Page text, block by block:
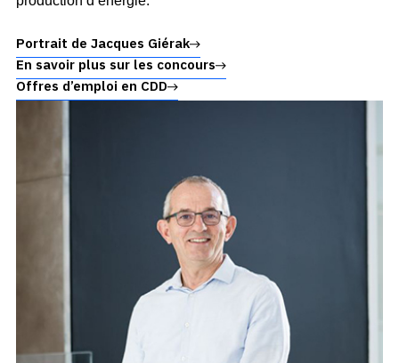
Portrait de Jacques Giérak
En savoir plus sur les concours
Offres d’emploi en CDD